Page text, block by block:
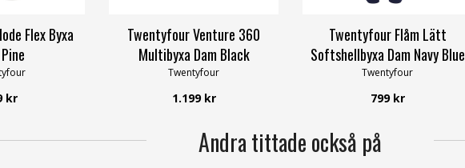
Flex Byxa
kr
Twentyfour Venture 360
Multibyxa Dam Black
Twentyfour
1.199 kr
Twentyfour Flåm Lätt
Softshellbyxa Dam Navy Blue
Twentyfour
799 kr
Andra tittade också på